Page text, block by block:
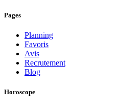
Pages
Planning
Favoris
Avis
Recrutement
Blog
Horoscope